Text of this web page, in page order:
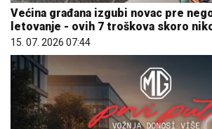
Većina građana izgubi novac pre
letovanje - ovih 7 troškova skoro
15. 07. 2026 07:44